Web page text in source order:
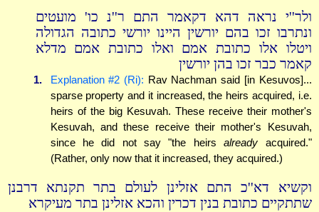
ולר''י נראה דהא דקאמר התם ר''נ כו' מועטים
ונתרבו זכו בהם יורשין היינו יורשי כתובה הגדולה
ויטלו אלו כתובת אמם ואלו כתובת אמם מדלא
קאמר כבר זכו בהן יורשין
1. Explanation #2 (Ri): Rav Nachman said [in Kesuvos]...
sparse property and it increased, the heirs acquired, i.e.
heirs of the big Kesuvah. These receive their mother's
Kesuvah, and these receive their mother's Kesuvah,
since he did not say "the heirsalready acquired."
(Rather, only now that it increased, they acquired.)
וקשיא דא''כ התם אזלינן לעולם בתר תקנתא דרבנן
שתתקיים כתובת בנין דכרין והכא אזלינן בתר מעיקרא